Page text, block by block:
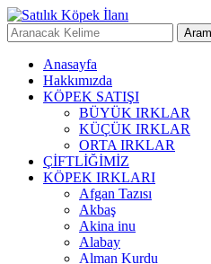
Anasayfa
Hakkımızda
KÖPEK SATIŞI
BÜYÜK IRKLAR
KÜÇÜK IRKLAR
ORTA IRKLAR
ÇİFTLİĞİMİZ
KÖPEK IRKLARI
Afgan Tazısı
Akbaş
Akina inu
Alabay
Alman Kurdu